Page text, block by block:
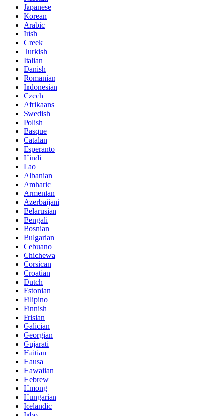
Japanese
Korean
Arabic
Irish
Greek
Turkish
Italian
Danish
Romanian
Indonesian
Czech
Afrikaans
Swedish
Polish
Basque
Catalan
Esperanto
Hindi
Lao
Albanian
Amharic
Armenian
Azerbaijani
Belarusian
Bengali
Bosnian
Bulgarian
Cebuano
Chichewa
Corsican
Croatian
Dutch
Estonian
Filipino
Finnish
Frisian
Galician
Georgian
Gujarati
Haitian
Hausa
Hawaiian
Hebrew
Hmong
Hungarian
Icelandic